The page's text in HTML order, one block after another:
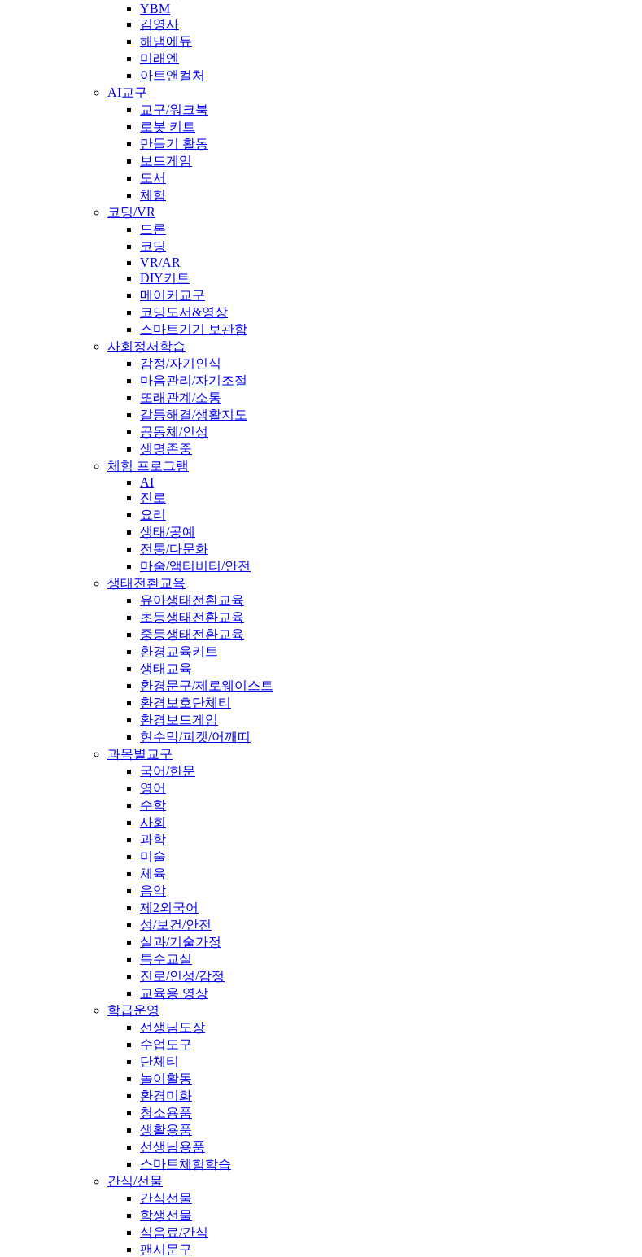
YBM
김영사
해냄에듀
미래엔
아트앤컬처
AI교구
교구/워크북
로봇 키트
만들기 활동
보드게임
도서
체험
코딩/VR
드론
코딩
VR/AR
DIY키트
메이커교구
코딩도서&영상
스마트기기 보관함
사회정서학습
감정/자기인식
마음관리/자기조절
또래관계/소통
갈등해결/생활지도
공동체/인성
생명존중
체험 프로그램
AI
진로
요리
생태/공예
전통/다문화
마술/액티비티/안전
생태전환교육
유아생태전환교육
초등생태전환교육
중등생태전환교육
환경교육키트
생태교육
환경문구/제로웨이스트
환경보호단체티
환경보드게임
현수막/피켓/어깨띠
과목별교구
국어/한문
영어
수학
사회
과학
미술
체육
음악
제2외국어
성/보건/안전
실과/기술가정
특수교실
진로/인성/감정
교육용 영상
학급운영
선생님도장
수업도구
단체티
놀이활동
환경미화
청소용품
생활용품
선생님용품
스마트체험학습
간식/선물
간식선물
학생선물
식음료/간식
팬시문구